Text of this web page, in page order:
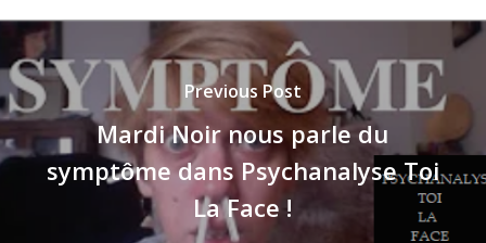
Previous Post
Mardi Noir nous parle du
symptôme dans Psychanalyse Toi
La Face !